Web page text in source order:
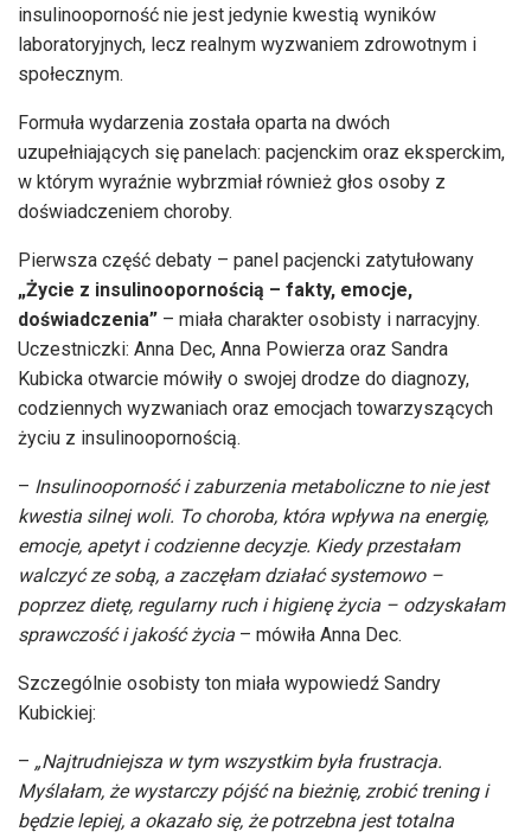
insulinooporność nie jest jedynie kwestią wyników
laboratoryjnych, lecz realnym wyzwaniem zdrowotnym i
społecznym.
Formuła wydarzenia została oparta na dwóch
uzupełniających się panelach: pacjenckim oraz eksperckim,
w którym wyraźnie wybrzmiał również głos osoby z
doświadczeniem choroby.
Pierwsza część debaty – panel pacjencki zatytułowany
„Życie z insulinoopornością – fakty, emocje,
doświadczenia” – miała charakter osobisty i narracyjny.
Uczestniczki: Anna Dec, Anna Powierza oraz Sandra
Kubicka otwarcie mówiły o swojej drodze do diagnozy,
codziennych wyzwaniach oraz emocjach towarzyszących
życiu z insulinoopornością.
– Insulinooporność i zaburzenia metaboliczne to nie jest
kwestia silnej woli. To choroba, która wpływa na energię,
emocje, apetyt i codzienne decyzje. Kiedy przestałam
walczyć ze sobą, a zaczęłam działać systemowo –
poprzez dietę, regularny ruch i higienę życia – odzyskałam
sprawczość i jakość życia – mówiła Anna Dec.
Szczególnie osobisty ton miała wypowiedź Sandry
Kubickiej:
– „Najtrudniejsza w tym wszystkim była frustracja.
Myślałam, że wystarczy pójść na bieżnię, zrobić trening i
będzie lepiej, a okazało się, że potrzebna jest totalna